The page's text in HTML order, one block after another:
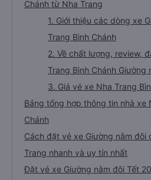
Chánh từ Nha Trang
1. Giới thiệu các dòng xe
Trang Bình Chánh
2. Về chất lượng, review,
Trang Bình Chánh Giường
3. Giá vé xe Nha Trang
Bảng tổng hợp thông tin nhà xe
Chánh
Cách đặt vé xe Giường nằm đôi
Trang nhanh và uy tín nhất
Đặt vé xe Giường nằm đôi Tết